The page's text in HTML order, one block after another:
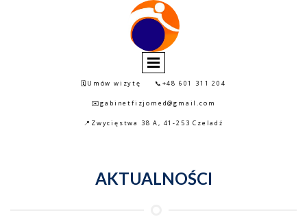
🗓️Umów wizytę 📞+48 601 311 204
✉️gabinetfizjomed@gmail.com
📍Zwycięstwa 38 A, 41-253 Czeladź
AKTUALNOŚCI